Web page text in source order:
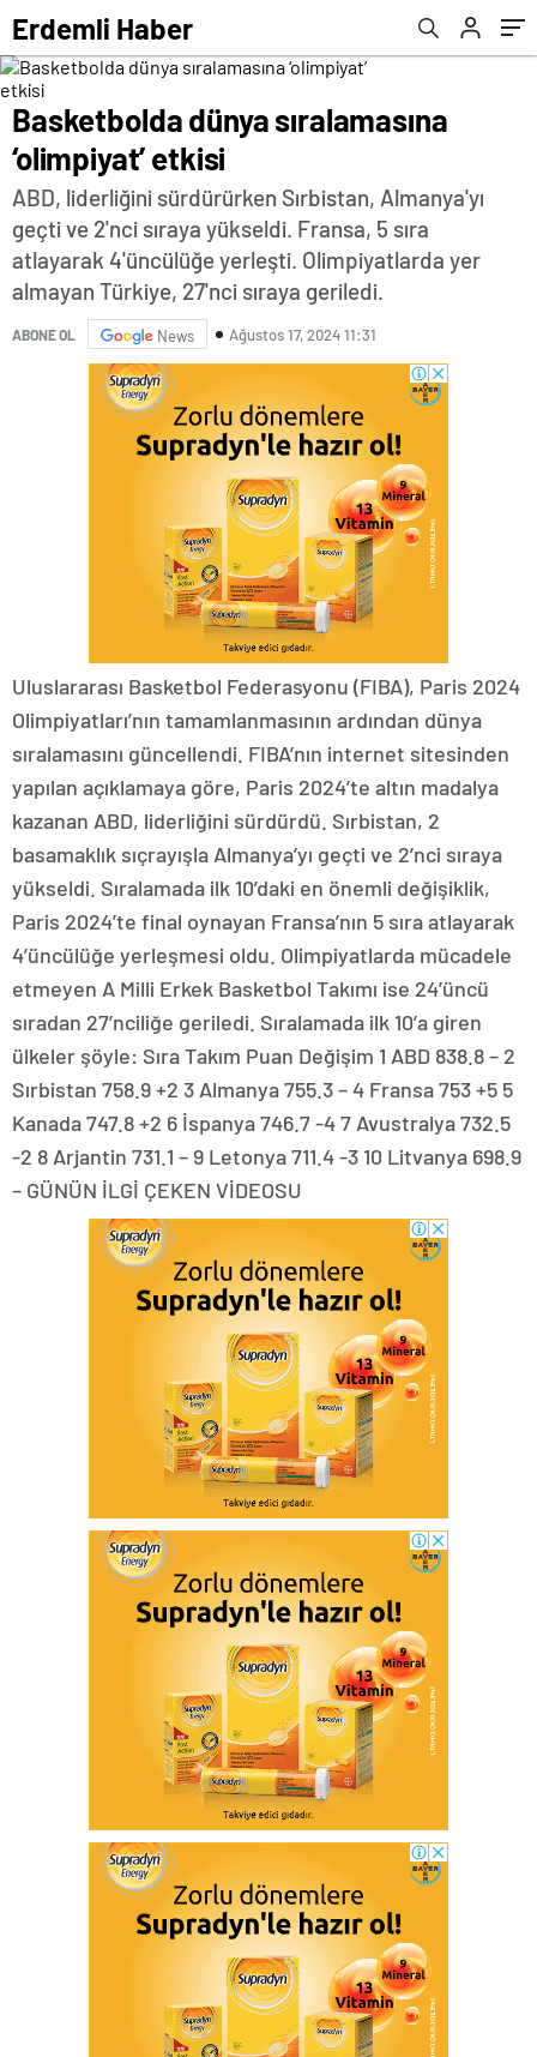
Erdemli Haber
Basketbolda dünya sıralamasına
‘olimpiyat’ etkisi
ABD, liderliğini sürdürürken Sırbistan, Almanya'yı
geçti ve 2'nci sıraya yükseldi. Fransa, 5 sıra
atlayarak 4'üncülüğe yerleşti. Olimpiyatlarda yer
almayan Türkiye, 27'nci sıraya geriledi.
ABONE OL News Ağustos 17, 2024 11:31
Uluslararası Basketbol Federasyonu (FIBA), Paris 2024
Olimpiyatları’nın tamamlanmasının ardından dünya
sıralamasını güncellendi. FIBA’nın internet sitesinden
yapılan açıklamaya göre, Paris 2024’te altın madalya
kazanan ABD, liderliğini sürdürdü. Sırbistan, 2
basamaklık sıçrayışla Almanya’yı geçti ve 2’nci sıraya
yükseldi. Sıralamada ilk 10’daki en önemli değişiklik,
Paris 2024’te final oynayan Fransa’nın 5 sıra atlayarak
4’üncülüğe yerleşmesi oldu. Olimpiyatlarda mücadele
etmeyen A Milli Erkek Basketbol Takımı ise 24’üncü
sıradan 27’nciliğe geriledi. Sıralamada ilk 10’a giren
ülkeler şöyle: Sıra Takım Puan Değişim 1 ABD 838.8 – 2
Sırbistan 758.9 +2 3 Almanya 755.3 – 4 Fransa 753 +5 5
Kanada 747.8 +2 6 İspanya 746.7 -4 7 Avustralya 732.5
-2 8 Arjantin 731.1 – 9 Letonya 711.4 -3 10 Litvanya 698.9
– GÜNÜN İLGİ ÇEKEN VİDEOSU